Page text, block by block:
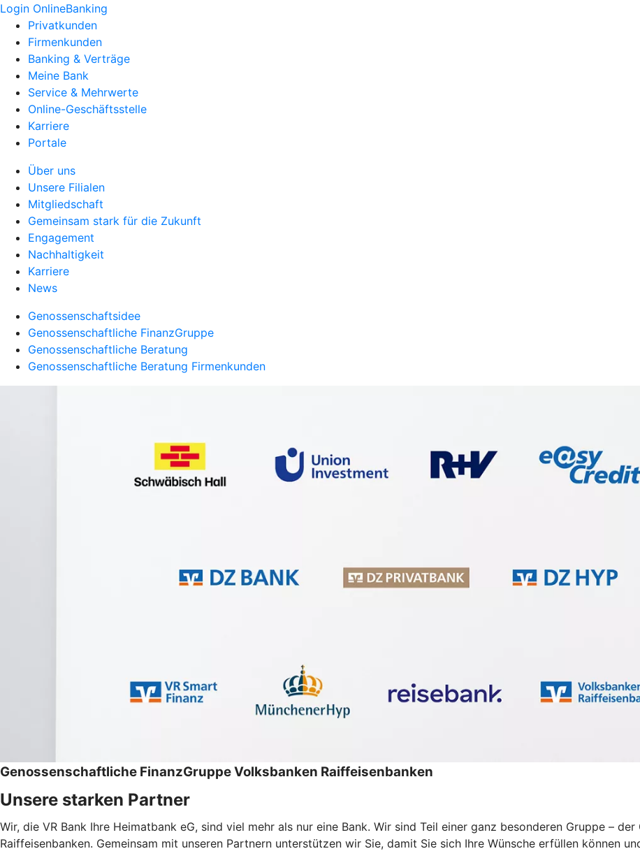
Login OnlineBanking
Privatkunden
Firmenkunden
Banking & Verträge
Meine Bank
Service & Mehrwerte
Online-Geschäftsstelle
Karriere
Portale
Über uns
Unsere Filialen
Mitgliedschaft
Gemeinsam stark für die Zukunft
Engagement
Nachhaltigkeit
Karriere
News
Genossenschaftsidee
Genossenschaftliche FinanzGruppe
Genossenschaftliche Beratung
Genossenschaftliche Beratung Firmenkunden
Genossenschaftliche FinanzGruppe Volksbanken Raiffeisenbanken
Unsere starken Partner
Wir, die VR Bank Ihre Heimatbank eG, sind viel mehr als nur eine Bank. Wir sind Teil einer ganz besonderen Gruppe –
Raiffeisenbanken. Gemeinsam mit unseren Partnern unterstützen wir Sie, damit Sie sich Ihre Wünsche erfüllen können